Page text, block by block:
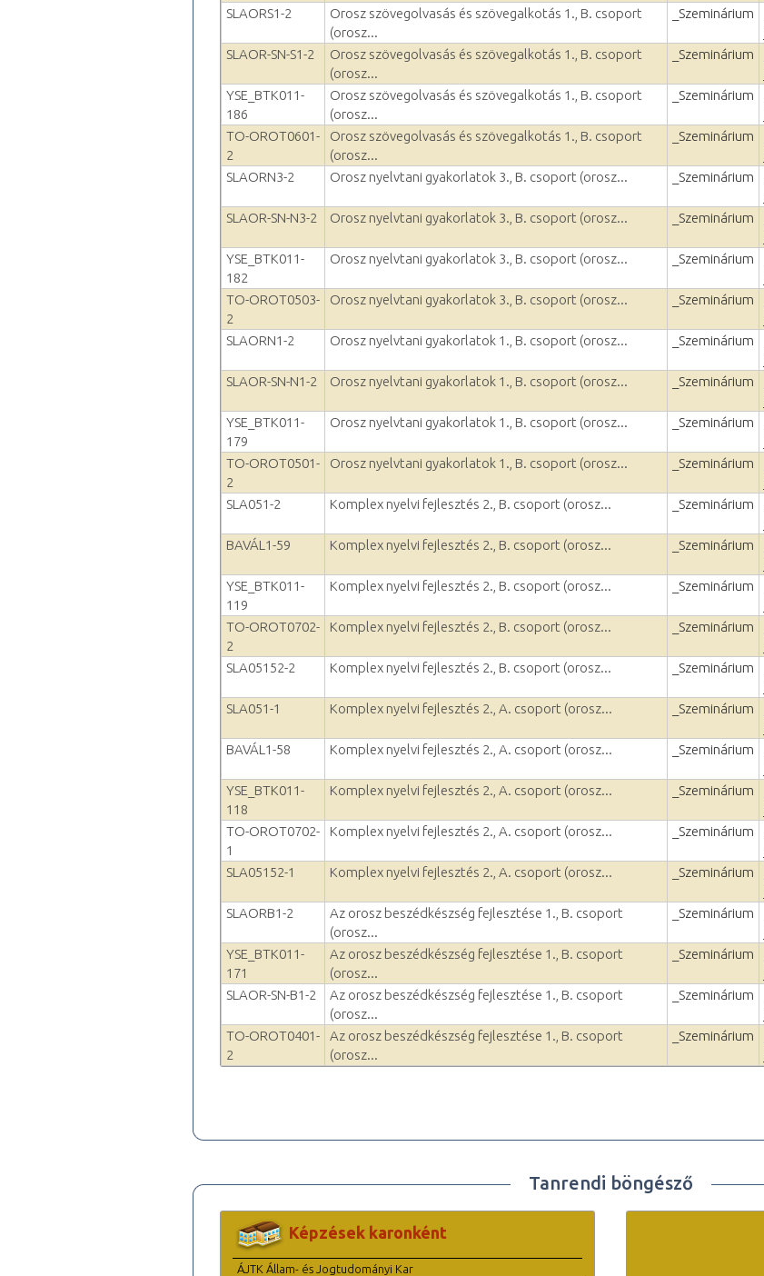
SLAORS1-2
Orosz szövegolvasás és szövegalkotás 1., B. csoport
(orosz...
_Szeminárium
SLAOR-SN-S1-2
Orosz szövegolvasás és szövegalkotás 1., B. csoport
(orosz...
_Szeminárium
YSE_BTK011-
186
Orosz szövegolvasás és szövegalkotás 1., B. csoport
(orosz...
_Szeminárium
TO-OROT0601-
2
Orosz szövegolvasás és szövegalkotás 1., B. csoport
(orosz...
_Szeminárium
SLAORN3-2
Orosz nyelvtani gyakorlatok 3., B. csoport (orosz... _Szeminárium
SLAOR-SN-N3-2
Orosz nyelvtani gyakorlatok 3., B. csoport (orosz... _Szeminárium
YSE_BTK011-
182
Orosz nyelvtani gyakorlatok 3., B. csoport (orosz... _Szeminárium
TO-OROT0503-
2
Orosz nyelvtani gyakorlatok 3., B. csoport (orosz... _Szeminárium
SLAORN1-2
Orosz nyelvtani gyakorlatok 1., B. csoport (orosz... _Szeminárium
SLAOR-SN-N1-2
Orosz nyelvtani gyakorlatok 1., B. csoport (orosz... _Szeminárium
YSE_BTK011-
179
Orosz nyelvtani gyakorlatok 1., B. csoport (orosz... _Szeminárium
TO-OROT0501-
2
Orosz nyelvtani gyakorlatok 1., B. csoport (orosz... _Szeminárium
SLA051-2
Komplex nyelvi fejlesztés 2., B. csoport (orosz... _Szeminárium
BAVÁL1-59
Komplex nyelvi fejlesztés 2., B. csoport (orosz... _Szeminárium
YSE_BTK011-
119
Komplex nyelvi fejlesztés 2., B. csoport (orosz... _Szeminárium
TO-OROT0702-
2
Komplex nyelvi fejlesztés 2., B. csoport (orosz... _Szeminárium
SLA05152-2
Komplex nyelvi fejlesztés 2., B. csoport (orosz... _Szeminárium
SLA051-1
Komplex nyelvi fejlesztés 2., A. csoport (orosz... _Szeminárium
BAVÁL1-58
Komplex nyelvi fejlesztés 2., A. csoport (orosz... _Szeminárium
YSE_BTK011-
118
Komplex nyelvi fejlesztés 2., A. csoport (orosz... _Szeminárium
TO-OROT0702-
1
Komplex nyelvi fejlesztés 2., A. csoport (orosz... _Szeminárium
SLA05152-1
Komplex nyelvi fejlesztés 2., A. csoport (orosz... _Szeminárium
SLAORB1-2
Az orosz beszédkészség fejlesztése 1., B. csoport
(orosz...
_Szeminárium
YSE_BTK011-
171
Az orosz beszédkészség fejlesztése 1., B. csoport
(orosz...
_Szeminárium
SLAOR-SN-B1-2
Az orosz beszédkészség fejlesztése 1., B. csoport
(orosz...
_Szeminárium
TO-OROT0401-
2
Az orosz beszédkészség fejlesztése 1., B. csoport
(orosz...
_Szeminárium
Tanrendi böngésző
Képzések karonként
ÁJTK Állam- és Jogtudományi Kar